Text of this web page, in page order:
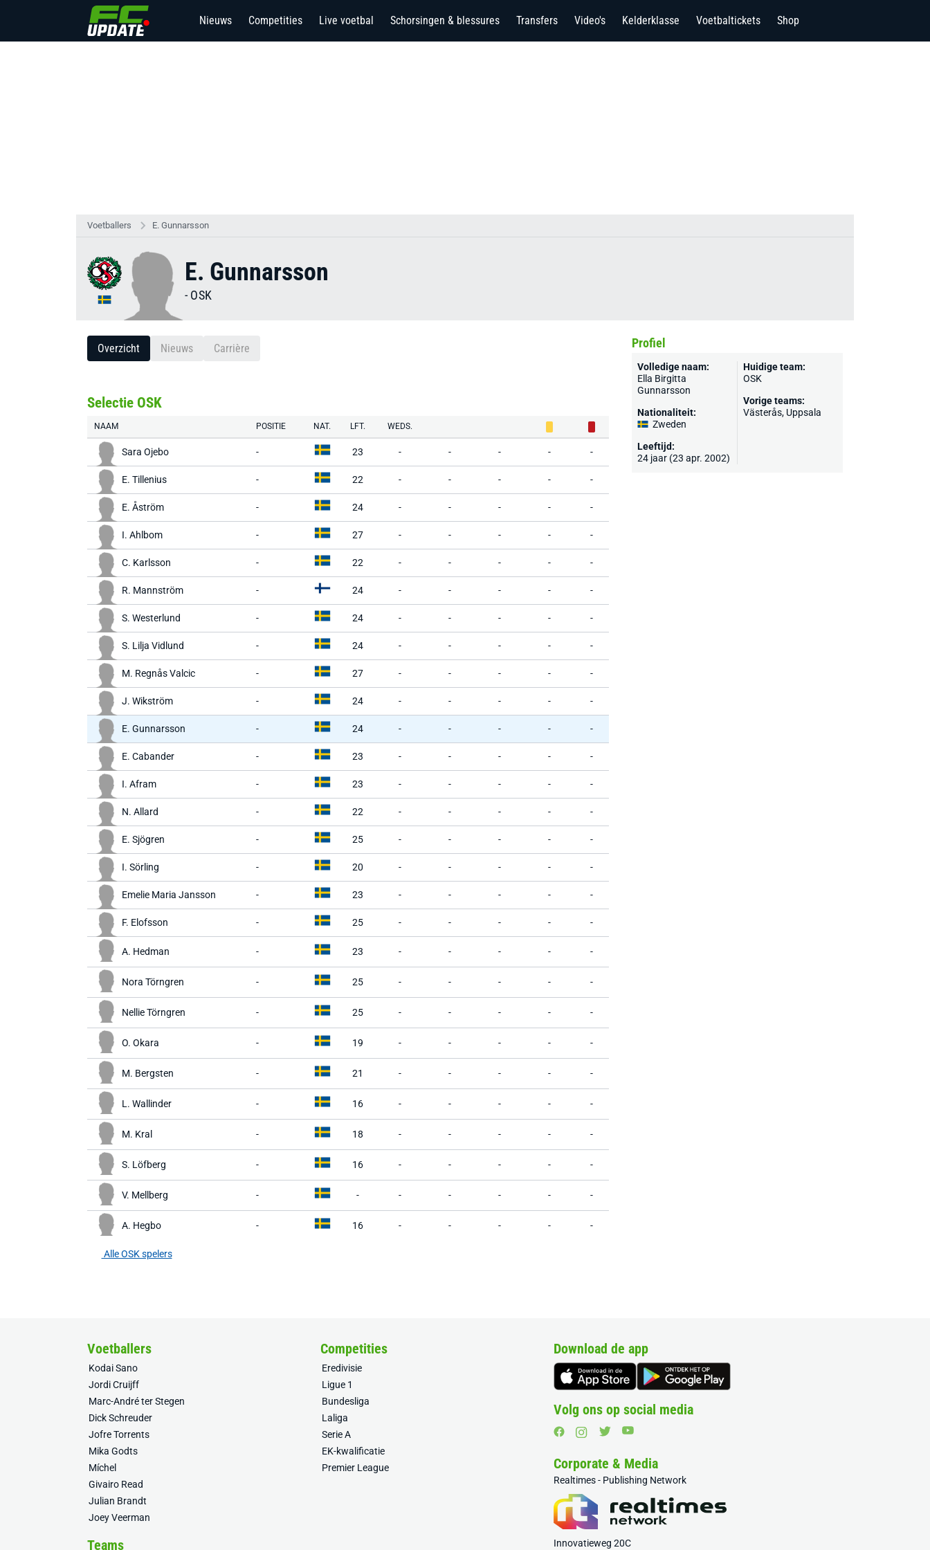
Nieuws Competities Live voetbal Schorsingen & blessures Transfers Video's Kelderklasse Voetbaltickets Shop
Voetballers E. Gunnarsson
E. Gunnarsson
- OSK
Overzicht Nieuws Carrière
Selectie OSK
NAAM POSITIE NAT. LFT. WEDS.
Sara Ojebo - 23 - - - - -
E. Tillenius - 22 - - - - -
E. Åström - 24 - - - - -
I. Ahlbom - 27 - - - - -
C. Karlsson - 22 - - - - -
R. Mannström - 24 - - - - -
S. Westerlund - 24 - - - - -
S. Lilja Vidlund - 24 - - - - -
M. Regnås Valcic - 27 - - - - -
J. Wikström - 24 - - - - -
E. Gunnarsson - 24 - - - - -
E. Cabander - 23 - - - - -
I. Afram - 23 - - - - -
N. Allard - 22 - - - - -
E. Sjögren - 25 - - - - -
I. Sörling - 20 - - - - -
Emelie Maria Jansson - 23 - - - - -
F. Elofsson - 25 - - - - -
A. Hedman - 23 - - - - -
Nora Törngren - 25 - - - - -
Nellie Törngren - 25 - - - - -
O. Okara - 19 - - - - -
M. Bergsten - 21 - - - - -
L. Wallinder - 16 - - - - -
M. Kral - 18 - - - - -
S. Löfberg - 16 - - - - -
V. Mellberg - - - - - - -
A. Hegbo - 16 - - - - -
Alle OSK spelers
Profiel
Volledige naam:
Ella Birgitta
Gunnarsson
Nationaliteit:
Zweden
Leeftijd:
24 jaar (23 apr. 2002)
Huidige team:
OSK
Vorige teams:
Västerås, Uppsala
Voetballers
Kodai Sano
Jordi Cruijff
Marc-André ter Stegen
Dick Schreuder
Jofre Torrents
Mika Godts
Míchel
Givairo Read
Julian Brandt
Joey Veerman
Competities
Eredivisie
Ligue 1
Bundesliga
Laliga
Serie A
EK-kwalificatie
Premier League
Teams
Download de app
Volg ons op social media
Corporate & Media
Realtimes - Publishing Network
Innovatieweg 20C